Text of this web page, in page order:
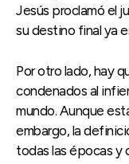
Jesús proclamó el
su destino final ya
Por otro lado, hay
condenados al
mundo. Aunque
embargo, la
todas las épocas y